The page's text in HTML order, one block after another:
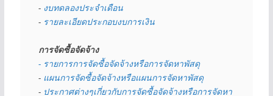
- งบทดลองประจำเดือน
- รายละเอียดประกอบงบการเงิน
การจัดซื้อจัดจ้าง
- รายการการจัดซื้อจัดจ้างหรือการจัดหาพัสดุ
- แผนการจัดซื้อจัดจ้างหรือแผนการจัดหาพัสดุ
- ประกาศต่างๆเกี่ยวกับการจัดซื้อจัดจ้างหรือการจัดหา